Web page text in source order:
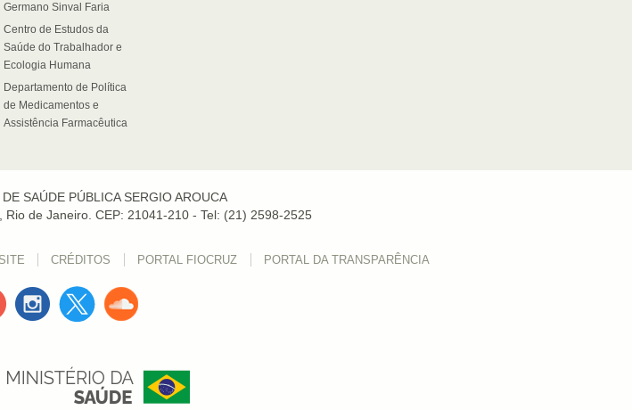
Germano Sinval Faria
Centro de Estudos da
Saúde do Trabalhador e
Ecologia Humana
Departamento de Política
de Medicamentos e
Assistência Farmacêutica
SAÚDE PÚBLICA SERGIO AROUCA
de Janeiro. CEP: 21041-210 - Tel: (21) 2598-2525
CRÉDITOS PORTAL FIOCRUZ PORTAL DA TRANSPARÊNCIA
InstagranTwitter
Sound
Cloud